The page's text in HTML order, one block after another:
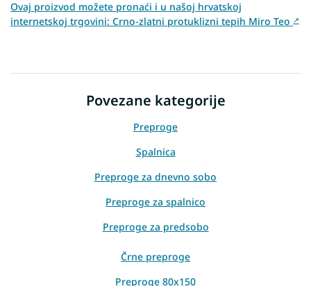
Ovaj proizvod možete pronaći i u našoj hrvatskoj
internetskoj trgovini: Crno-zlatni protuklizni tepih Miro Teo ↗
Povezane kategorije
Preproge
Spalnica
Preproge za dnevno sobo
Preproge za spalnico
Preproge za predsobo
Črne preproge
Preproge 80x150